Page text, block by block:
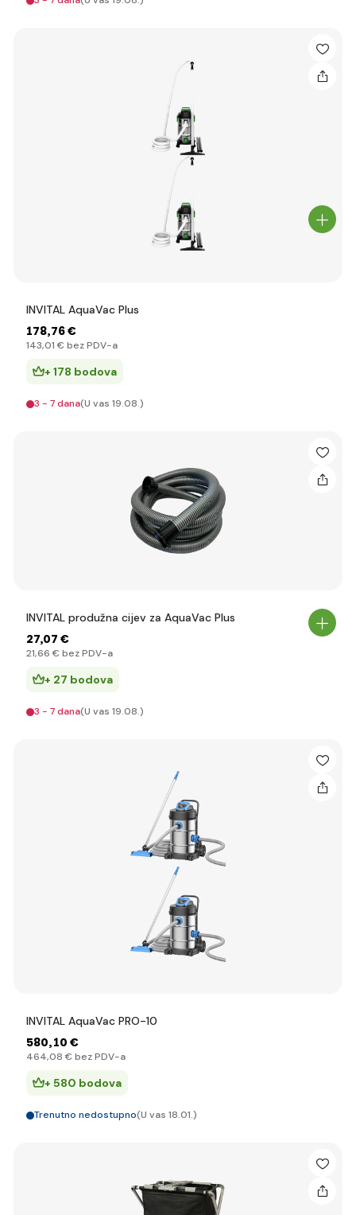
INVITAL AquaVac Plus
178,76 €
143,01 € bez PDV-a
+ 178 bodova
3 - 7 dana(U vas 19.08.)
INVITAL produžna cijev za AquaVac Plus
27,07 €
21,66 € bez PDV-a
+ 27 bodova
3 - 7 dana(U vas 19.08.)
INVITAL AquaVac PRO-10
580,10 €
464,08 € bez PDV-a
+ 580 bodova
Trenutno nedostupno(U vas 18.01.)